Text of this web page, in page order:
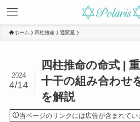
ホーム 四柱推命 通変星
四柱推命の命式 |
十干の組み合わせ
を解説
2024
4/14
当ページのリンクには広告が含まれてい